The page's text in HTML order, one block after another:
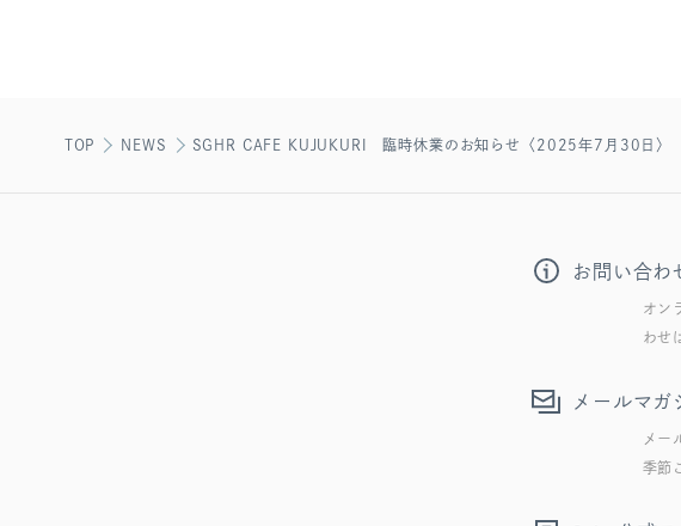
TOP NEWS SGHR CAFE KUJUKURI 臨時休業のお知らせ〈2025年7月30日〉
お問い合わ
オン
わせ
メールマガ
メー
季節